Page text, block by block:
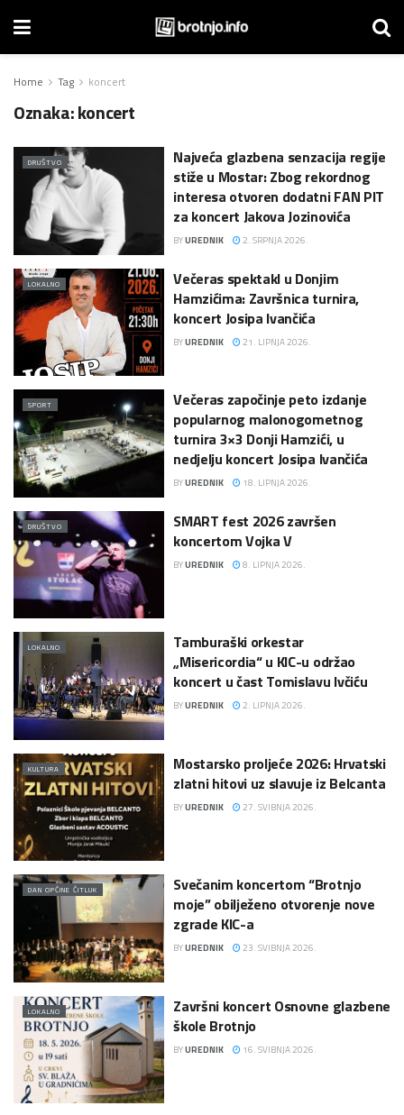
Home Tag koncert
Oznaka:koncert
DRUŠTVO
Najveća glazbena senzacija regije
stiže u Mostar: Zbog rekordnog
interesa otvoren dodatni FAN PIT
za koncert Jakova Jozinovića
BYUREDNIK 2. SRPNJA 2026.
LOKALNO
Večeras spektakl u Donjim
Hamzićima: Završnica turnira,
koncert Josipa Ivančića
BYUREDNIK 21. LIPNJA 2026.
SPORT
Večeras započinje peto izdanje
popularnog malonogometnog
turnira 3×3 Donji Hamzići, u
nedjelju koncert Josipa Ivančića
BYUREDNIK 18. LIPNJA 2026.
DRUŠTVO
SMART fest 2026 završen
koncertom Vojka V
BYUREDNIK 8. LIPNJA 2026.
LOKALNO
Tamburaški orkestar
„Misericordia“ u KIC-u održao
koncert u čast Tomislavu Ivčiću
BYUREDNIK 2. LIPNJA 2026.
KULTURA
Mostarsko proljeće 2026: Hrvatski
zlatni hitovi uz slavuje iz Belcanta
BYUREDNIK 27. SVIBNJA 2026.
DAN OPĆINE ČITLUK
Svečanim koncertom “Brotnjo
moje” obilježeno otvorenje nove
zgrade KIC-a
BYUREDNIK 23. SVIBNJA 2026.
LOKALNO
Završni koncert Osnovne glazbene
škole Brotnjo
BYUREDNIK 16. SVIBNJA 2026.